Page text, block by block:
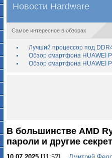
Новости Hardware
Самое интересное в обзорах
Лучший процессор под
Обзор смартфона HUAWEI
Обзор смартфона HUAWEI
В большинстве AMD
пароли и другие